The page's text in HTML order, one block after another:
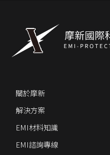
關於摩新
解決方案
EMI材料知識
EMI諮詢專線